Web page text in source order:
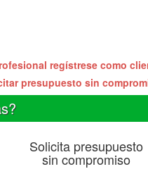
regístrese como
presupuesto sin
Solicita presupuesto
sin compromiso